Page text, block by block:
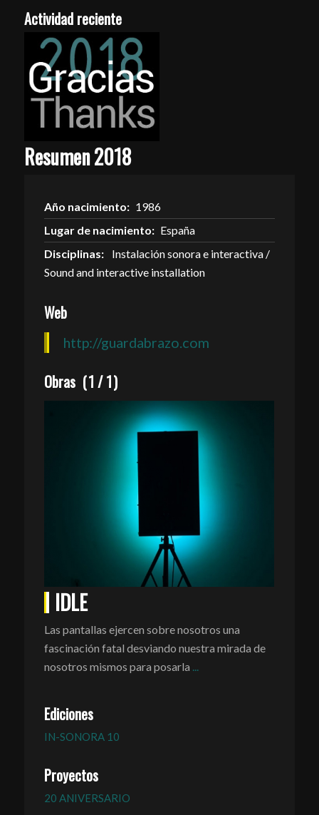
Actividad reciente
Resumen 2018
Año nacimiento: 1986
Lugar de nacimiento: España
Disciplinas:
Instalación sonora e interactiva /
Sound and interactive installation
Web
http://guardabrazo.com
Obras (1 /1)
IDLE
Las pantallas ejercen sobre nosotros una
fascinación fatal desviando nuestra mirada de
nosotros mismos para posarla ...
Ediciones
IN-SONORA 10
Proyectos
20 ANIVERSARIO